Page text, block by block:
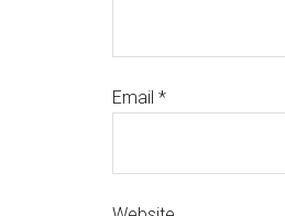
Email *